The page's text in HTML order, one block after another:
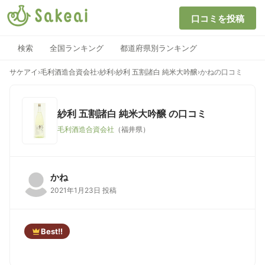
口コミを投稿
検索 全国ランキング 都道府県別ランキング
サケアイ ›毛利酒造合資会社›紗利›紗利 五割諸白 純米大吟醸›かねの口コミ
紗利 五割諸白 純米大吟醸 の口コミ
毛利酒造合資会社 （福井県）
かね
2021年1月23日 投稿
Best!!